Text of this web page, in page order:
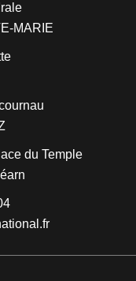
MARIE
du Temple